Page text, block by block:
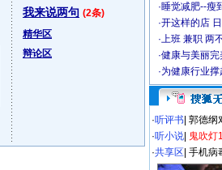
我来说两句 (2条)
精华区
辩论区
·睡觉减肥--瘦
·开这样的店
·上班 兼职 两
·健康与美丽完
·为健康行业
·听评书 郭德纲
·听小说 鬼吹灯
·共享区 手机病